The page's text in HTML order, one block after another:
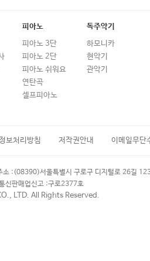
피아노
피아노 3단
피아노 2단
피아노 쉬워요
연탄곡
셀프피아노
독주악기
하모니카
현악기
관악기
보처리방침 저작권안내 이메일무단
소 : (08390)서울특별시 구로구 디지털로 26길
신판매업신고 :구로2377호
LTD. All Rights Reserved.